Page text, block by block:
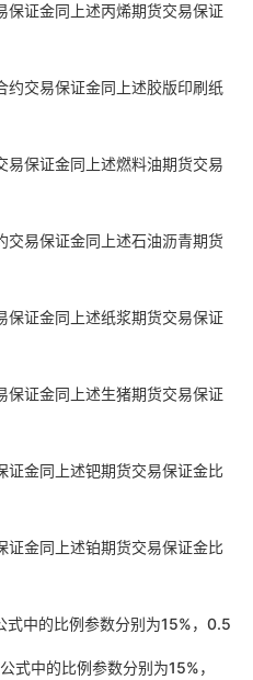
保证金同上述丙烯期货交易保证
约交易保证金同上述胶版印刷纸
易保证金同上述燃料油期货交易
交易保证金同上述石油沥青期货
保证金同上述纸浆期货交易保证
保证金同上述生猪期货交易保证
证金同上述钯期货交易保证金比
证金同上述铂期货交易保证金比
中的比例参数分别为15%，0.5
式中的比例参数分别为15%，